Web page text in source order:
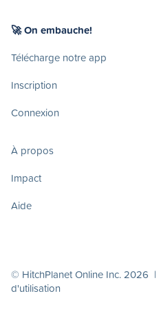
🚀 On embauche!
Télécharge notre app
Inscription
Connexion
À propos
Impact
Aide
© HitchPlanet Online Inc. 2026 |
d'utilisation